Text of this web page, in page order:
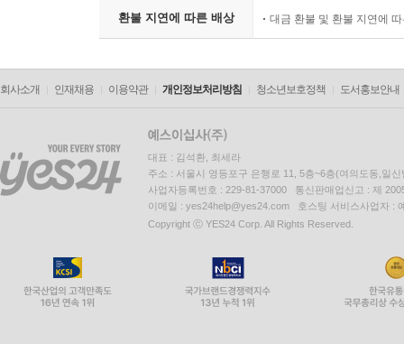
환불 지연에 따른 배상 대금 환불 및 환불 지연에
회사소개 인재채용 이용약관 개인정보처리방침 청소년보호정책 도서홍보안내
대표 : 김석환, 최세라
주소 : 서울시 영등포구 은행로 11, 5층~6층(여의도동,일신
사업자등록번호 : 229-81-37000 통신판매업신고 : 제
이메일 : yes24help@yes24.com 호스팅 서비스사업자 :
Copyright ⓒ YES24 Corp. All Rights Reserved.